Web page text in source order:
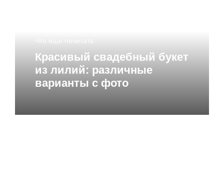
Красивый свадебный букет
из лилий: различные
варианты с фото